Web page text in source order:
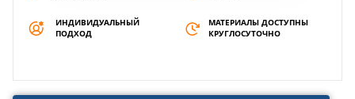
ИНДИВИДУАЛЬНЫЙ
ПОДХОД
МАТЕРИАЛЫ ДОСТУПНЫ
КРУГЛОСУТОЧНО